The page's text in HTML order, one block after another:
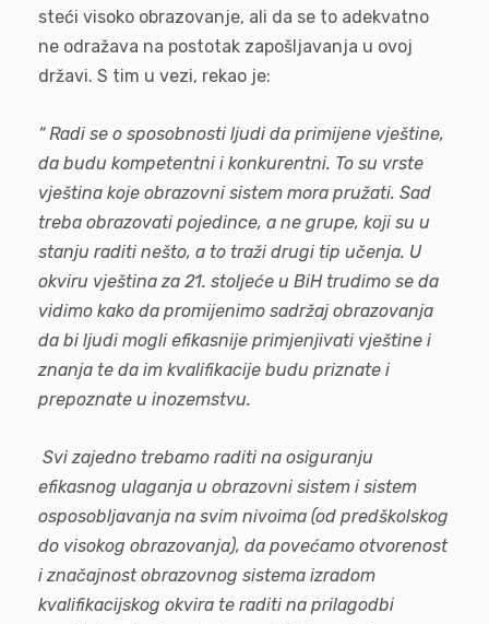
steći visoko obrazovanje, ali da se to adekvatno
ne odražava na postotak zapošljavanja u ovoj
državi. S tim u vezi, rekao je:
“ Radi se o sposobnosti ljudi da primijene vještine,
da budu kompetentni i konkurentni. To su vrste
vještina koje obrazovni sistem mora pružati. Sad
treba obrazovati pojedince, a ne grupe, koji su u
stanju raditi nešto, a to traži drugi tip učenja. U
okviru vještina za 21. stoljeće u BiH trudimo se da
vidimo kako da promijenimo sadržaj obrazovanja
da bi ljudi mogli efikasnije primjenjivati vještine i
znanja te da im kvalifikacije budu priznate i
prepoznate u inozemstvu.
Svi zajedno trebamo raditi na osiguranju
efikasnog ulaganja u obrazovni sistem i sistem
osposobljavanja na svim nivoima (od predškolskog
do visokog obrazovanja), da povećamo otvorenost
i značajnost obrazovnog sistema izradom
kvalifikacijskog okvira te raditi na prilagodbi